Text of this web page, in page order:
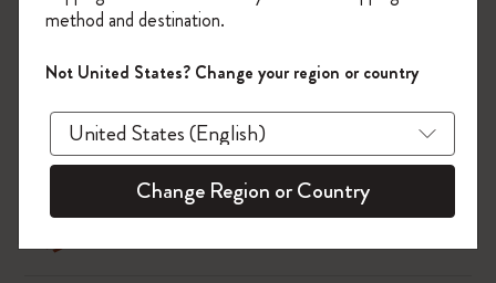
スマート ライティングシステム
アプリ
ペン
ール・アウトレット品は適用外。
Moleskineアカウントを作成して限定オフ
ァーや会員特典、さらに多くのインスピ
レーションを手に入れましょう。
今すぐ会員登録 !
method and destination.
Not United States? Change your region or country
Change Region or Country